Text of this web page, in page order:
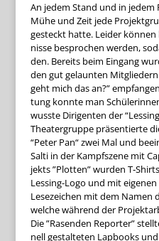
An jedem Stand und in
Mühe und Zeit jede
gesteckt hatte. Lei­der
nisse bespro­chen wer­den,
den. Bereits beim Ein­gang
den gut gelaun­ten
geht mich das an?”
tung konnte man
wusste Diri­gen­ten der
Thea­ter­gruppe prä­sen­tierte
“Peter Pan“ zwei Mal und
Salti in der Kampf­szene mit
jekts ”Plot­ten” wur­den
Les­sing-Logo und mit
Lese­zei­chen mit dem Namen
wel­che wäh­rend der
Die ”Rasen­den Repor­ter”
nell gestal­te­ten Lap­books